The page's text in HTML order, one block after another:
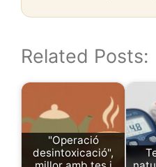
Related Posts:
"Operació
desintoxicació",